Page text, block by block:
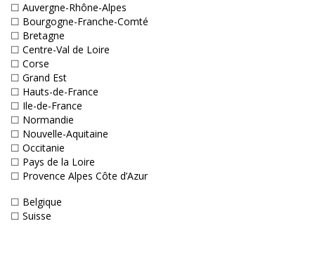
☐ Auvergne-Rhône-Alpes
☐ Bourgogne-Franche-Comté
☐ Bretagne
☐ Centre-Val de Loire
☐ Corse
☐ Grand Est
☐ Hauts-de-France
☐ Ile-de-France
☐ Normandie
☐ Nouvelle-Aquitaine
☐ Occitanie
☐ Pays de la Loire
☐ Provence Alpes Côte d’Azur
☐ Belgique
☐ Suisse